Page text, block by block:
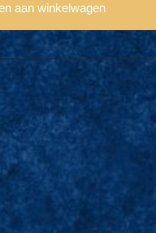
aan winkelwagen